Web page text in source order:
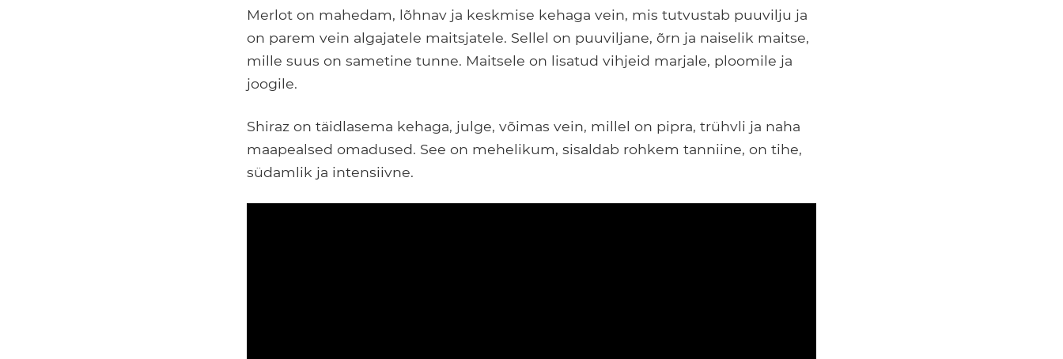
Merlot on mahedam, lõhnav ja keskmise kehaga vein, mis tutvustab puuvilju ja
on parem vein algajatele maitsjatele. Sellel on puuviljane, õrn ja naiselik maitse,
mille suus on sametine tunne. Maitsele on lisatud vihjeid marjale, ploomile ja
joogile.
Shiraz on täidlasema kehaga, julge, võimas vein, millel on pipra, trühvli ja naha
maapealsed omadused. See on mehelikum, sisaldab rohkem tanniine, on tihe,
südamlik ja intensiivne.